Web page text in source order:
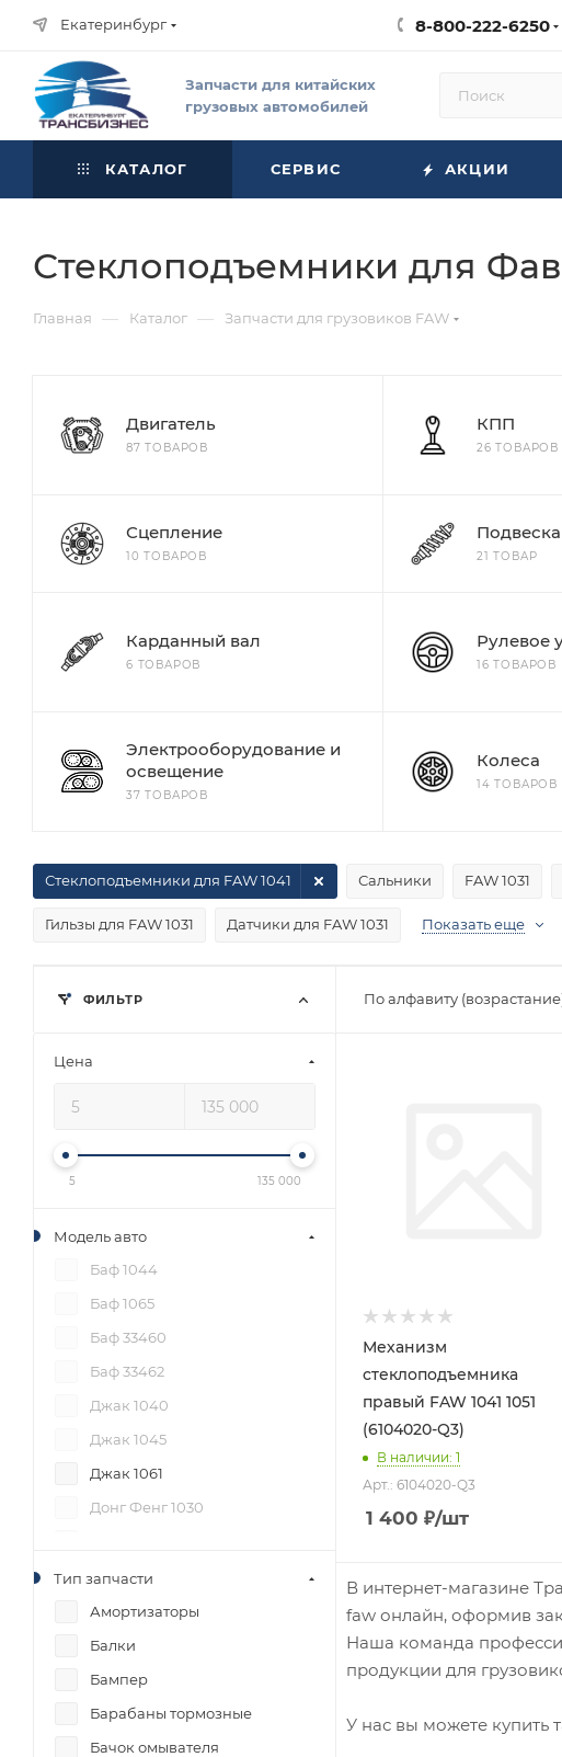
Екатеринбург 8-800-222-6250
Запчасти для китайских
грузовых автомобилей
КАТАЛОГ СЕРВИС АКЦИИ
Стеклоподъемники для Фав
Главная — Каталог — Запчасти для грузовиков FAW
Двигатель
87 ТОВАРОВ
КПП
26 ТОВАРОВ
Сцепление
10 ТОВАРОВ
Подвеска
21 ТОВАР
Карданный вал
6 ТОВАРОВ
Рулевое
16 ТОВАРОВ
Электрооборудование и
освещение
37 ТОВАРОВ
Колеса
14 ТОВАРОВ
Сальники FAW 1031
Гильзы для FAW 1031 Датчики для FAW 1031
Стеклоподъемники для FAW 1041
Показать еще
По алфавиту
Механизм
стеклоподъемника
правый FAW 1041 1051
(6104020-Q3)
В наличии: 1
Арт.: 6104020-Q3
1 400 ₽/шт
В интернет-магазине
faw онлайн, оформив
Наша команда
продукции для
У нас вы можете купить
ФИЛЬТР
Цена
5 135 000
Модель авто
Баф 1044
Баф 1065
Баф 33460
Баф 33462
Джак 1040
Джак 1045
Джак 1061
Донг Фенг 1030
Фав 1031
Фав 1041
Фав 1047
Фав 1051
Фав 1061
Фав 1083
Тип запчасти
Амортизаторы
Балки
Бампер
Барабаны тормозные
Бачок омывателя